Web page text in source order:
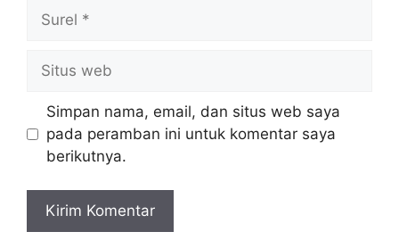
web
Simpan nama, email, dan situs web saya
pada peramban ini untuk komentar saya
berikutnya.